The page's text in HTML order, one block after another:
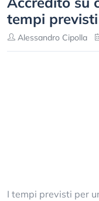
tempi previsti
Alessandro Cipolla
I tempi previsti per